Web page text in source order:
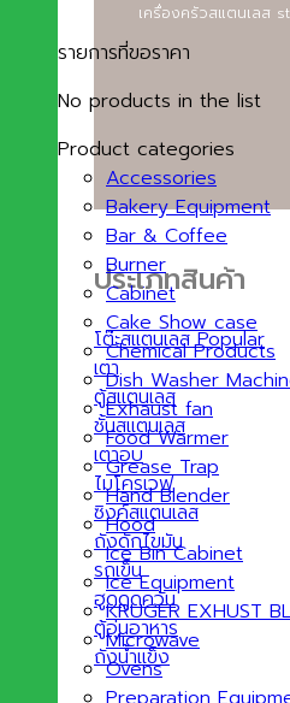
ประเภทสินค้า
โต๊ะสแตนเลส
เตา
ตู้สแตนเลส
ชั้นสแตนเลส
เตาอบ
ไมโครเวฟ
ซิงค์สแตนเลส
ถังดักไขมัน
รถเข็น
ฮูดดูดควัน
ตู้อุ่นอาหาร
ถังน้ำแข็ง
เครื่องครัวสแตนเลส
รายการที่ขอราคา
No products in the list
Product categories
Accessories
Bakery Equipment
Bar & Coffee
Burner
Cabinet
Cake Show case
Chemical Products
Dish Washer
Exhaust fan
Food Warmer
Grease Trap
Hand Blender
Hood
Ice Bin Cabinet
Ice Equipment
KRUGER EXHUST
Microwave
Ovens